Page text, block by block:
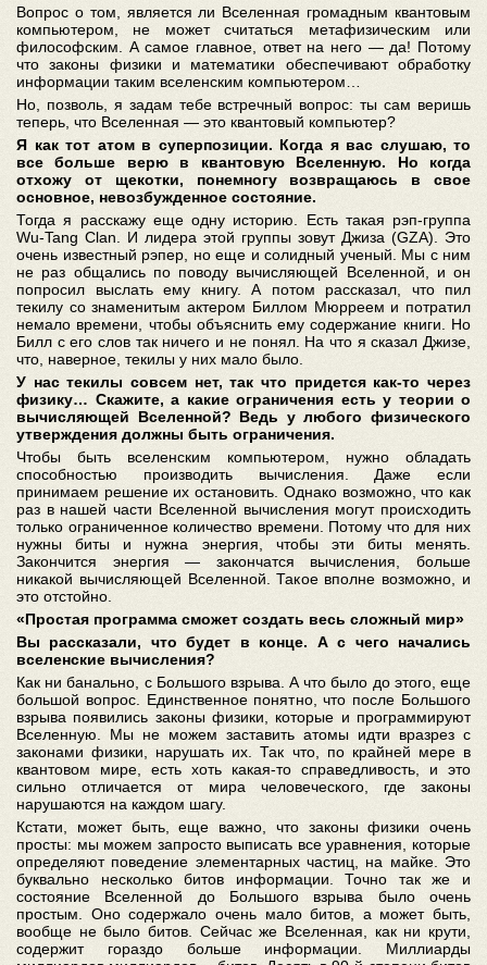
Вопрос о том, является ли Вселенная громадным квантовым
компьютером, не может считаться метафизическим или
философским. А самое главное, ответ на него — да! Потому
что законы физики и математики обеспечивают обработку
информации таким вселенским компьютером…
Но, позволь, я задам тебе встречный вопрос: ты сам веришь
теперь, что Вселенная — это квантовый компьютер?
Я как тот атом в суперпозиции. Когда я вас слушаю, то
все больше верю в квантовую Вселенную. Но когда
отхожу от щекотки, понемногу возвращаюсь в свое
основное, невозбужденное состояние.
Тогда я расскажу еще одну историю. Есть такая рэп-группа
Wu-Tang Clan. И лидера этой группы зовут Джиза (GZA). Это
очень известный рэпер, но еще и солидный ученый. Мы с ним
не раз общались по поводу вычисляющей Вселенной, и он
попросил выслать ему книгу. А потом рассказал, что пил
текилу со знаменитым актером Биллом Мюрреем и потратил
немало времени, чтобы объяснить ему содержание книги. Но
Билл с его слов так ничего и не понял. На что я сказал Джизе,
что, наверное, текилы у них мало было.
У нас текилы совсем нет, так что придется как-то через
физику… Скажите, а какие ограничения есть у теории о
вычисляющей Вселенной? Ведь у любого физического
утверждения должны быть ограничения.
Чтобы быть вселенским компьютером, нужно обладать
способностью производить вычисления. Даже если
принимаем решение их остановить. Однако возможно, что как
раз в нашей части Вселенной вычисления могут происходить
только ограниченное количество времени. Потому что для них
нужны биты и нужна энергия, чтобы эти биты менять.
Закончится энергия — закончатся вычисления, больше
никакой вычисляющей Вселенной. Такое вполне возможно, и
это отстойно.
«Простая программа сможет создать весь сложный мир»
Вы рассказали, что будет в конце. А с чего начались
вселенские вычисления?
Как ни банально, с Большого взрыва. А что было до этого, еще
большой вопрос. Единственное понятно, что после Большого
взрыва появились законы физики, которые и программируют
Вселенную. Мы не можем заставить атомы идти вразрез с
законами физики, нарушать их. Так что, по крайней мере в
квантовом мире, есть хоть какая-то справедливость, и это
сильно отличается от мира человеческого, где законы
нарушаются на каждом шагу.
Кстати, может быть, еще важно, что законы физики очень
просты: мы можем запросто выписать все уравнения, которые
определяют поведение элементарных частиц, на майке. Это
буквально несколько битов информации. Точно так же и
состояние Вселенной до Большого взрыва было очень
простым. Оно содержало очень мало битов, а может быть,
вообще не было битов. Сейчас же Вселенная, как ни крути,
содержит гораздо больше информации. Миллиарды